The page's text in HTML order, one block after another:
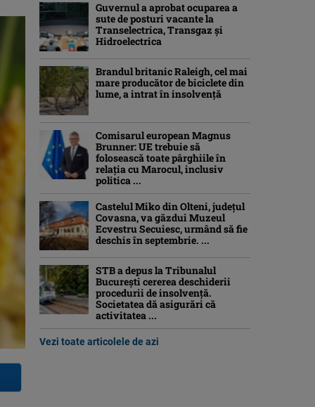
Guvernul a aprobat ocuparea a
sute de posturi vacante la
Transelectrica, Transgaz și
Hidroelectrica
Brandul britanic Raleigh, cel mai
mare producător de biciclete din
lume, a intrat în insolvență
Comisarul european Magnus
Brunner: UE trebuie să
folosească toate pârghiile în
relația cu Marocul, inclusiv
politica ...
Castelul Miko din Olteni, județul
Covasna, va găzdui Muzeul
Ecvestru Secuiesc, urmând să fie
deschis în septembrie. ...
STB a depus la Tribunalul
București cererea deschiderii
procedurii de insolvență.
Societatea dă asigurări că
activitatea ...
Vezi toate articolele de azi